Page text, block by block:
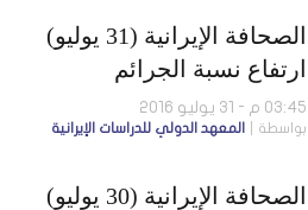
الصحافة الإيرانية (31 يوليو)
ارتفاع نسبة الجرائم
الإلكترونية…وانتشار ظاهرة
الحرائق في البلاد
03:45 م - 31 يوليو 2016
بواسطة المعهد الدولي للدراسات الإيرانية
الصحافة الإيرانية (30 يوليو)